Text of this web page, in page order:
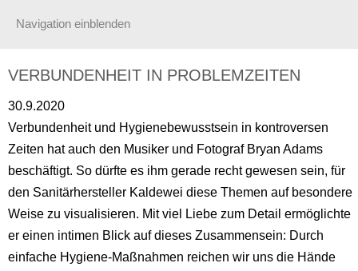
Navigation einblenden
VERBUNDENHEIT IN PROBLEMZEITEN
30.9.2020
Verbundenheit und Hygienebewusstsein in kontroversen
Zeiten hat auch den Musiker und Fotograf Bryan Adams
beschäftigt. So dürfte es ihm gerade recht gewesen sein, für
den Sanitärhersteller Kaldewei diese Themen auf besondere
Weise zu visualisieren. Mit viel Liebe zum Detail ermöglichte
er einen intimen Blick auf dieses Zusammensein: Durch
einfache Hygiene-Maßnahmen reichen wir uns die Hände